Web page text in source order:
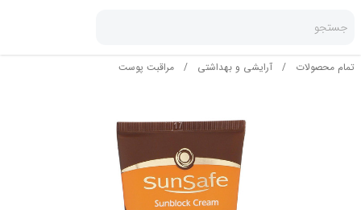
جستجو
تمام محصولات / آرایشی و بهداشتی / مراقبت پوست